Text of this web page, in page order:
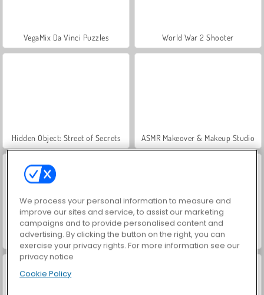
VegaMix Da Vinci Puzzles World War 2 Shooter
Hidden Object: Street of Secrets ASMR Makeover & Makeup Studio
Farm Merge Valley Car Parking City Duel
We process your personal information to measure and
improve our sites and service, to assist our marketing
campaigns and to provide personalised content and
advertising. By clicking the button on the right, you can
exercise your privacy rights. For more information see our
privacy notice
Cookie Policy